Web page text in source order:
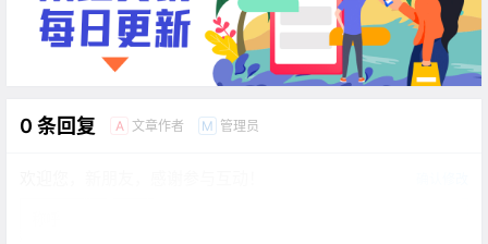
0 条回复 A 文章作者 M 管理员